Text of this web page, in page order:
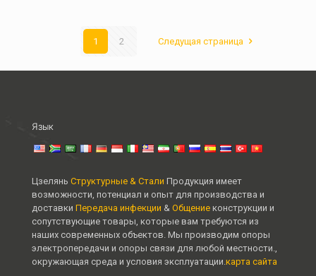
1 2 Следущая страница
Язык
Цзелянь Структурные & Стали Продукция имеет
возможности, потенциал и опыт для производства и
доставки Передача инфекции & Общение конструкции и
сопутствующие товары, которые вам требуются из
наших современных объектов. Мы производим опоры
электропередачи и опоры связи для любой местности.,
окружающая среда и условия эксплуатации.карта сайта